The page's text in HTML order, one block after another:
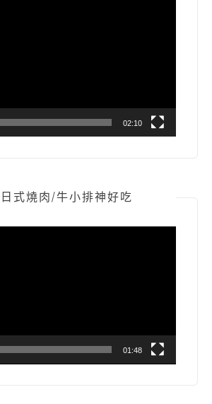
02:10
式燒肉/牛小排神好吃
01:48